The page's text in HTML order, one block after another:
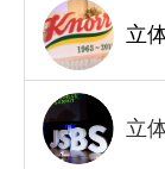
立
立